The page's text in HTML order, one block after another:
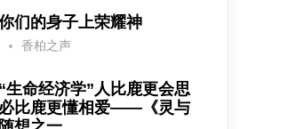
们的身子上荣耀神
香柏之声
生命经济学”人比鹿更会思
比鹿更懂相爱——《灵与